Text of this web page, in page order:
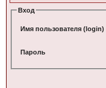
Вход
Имя пользователя (login)
Пароль